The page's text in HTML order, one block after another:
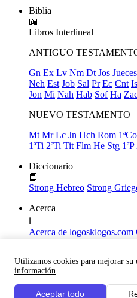
Utilizamos cookies para mejorar su
información
Aceptar todo
Biblia
📖
Libros Interlineal
ANTIGUO
Gn Ex Lv Nm Dt Jos Jueces
Neh Est Job Sal Pr Ec Cnt Is
Jon Mi Nah Hab Sof Ha
NUEVO TESTAMENTO
Mt Mr Lc Jn Hch Rom 1ªCo
1ªTi 2ªTi Tit Flm He Stg 1ªP
Diccionario
📘
Strong Hebreo Strong
Acerca
ℹ️
Acerca de logosklogos.com
Links útiles
Facebook